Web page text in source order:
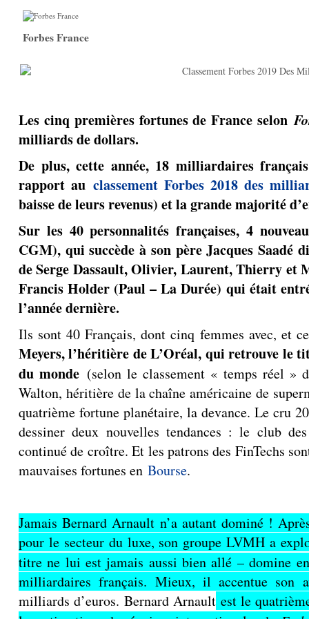
Forbes France
| Classement Forbes 2019 Des Milliardaires Français
Les cinq premières fortunes de France selon
milliards de dollars.
De plus, cette année, 18 milliardaires
rapport au classement Forbes 2018 des
baisse de leurs revenus) et la grande majorité
Sur les 40 personnalités françaises, 4
CGM), qui succède à son père Jacques
de Serge Dassault, Olivier, Laurent, Thierry
Francis Holder (Paul – La Durée) qui était
l’année dernière.
Ils sont 40 Français, dont cinq femmes avec, et
Meyers, l’héritière de L’Oréal, qui retrouve le
du monde (selon le classement « temps réel »
Walton, héritière de la chaîne américaine de
quatrième fortune planétaire, la devance. Le cru
dessiner deux nouvelles tendances : le club
continué de croître. Et les patrons des FinTechs
mauvaises fortunes en Bourse.
Jamais Bernard Arnault n’a autant dominé !
pour le secteur du luxe, son groupe LVMH a
titre ne lui est jamais aussi bien allé – domine
milliardaires français. Mieux, il accentue son
milliards d’euros. Bernard Arnault est le